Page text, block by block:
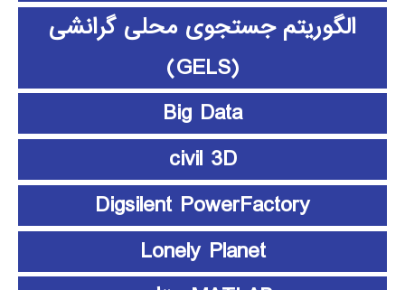
الگوریتم جستجوی محلی گرانشی
(GELS)
Big Data
civil 3D
Digsilent PowerFactory
Lonely Planet